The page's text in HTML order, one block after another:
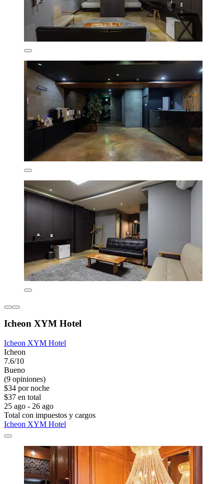
Icheon XYM Hotel
Icheon XYM Hotel
Icheon
7.6/10
Bueno
(9 opiniones)
$34 por noche
$37 en total
25 ago - 26 ago
Total con impuestos y cargos
Icheon XYM Hotel